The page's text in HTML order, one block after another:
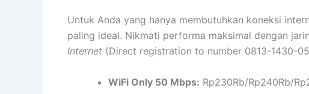
Untuk Anda yang hanya membutuhkan koneksi
paling ideal. Nikmati performa maksimal dengan
Internet (Direct registration to number 0813-1430-
WiFi Only 50 Mbps: Rp230Rb/Rp240Rb/